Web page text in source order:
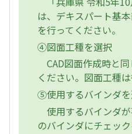
は、デキスパート基
を行ってください。
④図面工種を選択
CAD図面作成時と
ください。図面工種
⑤使用するバインダ
使用するバインダ
のバインダにチェッ